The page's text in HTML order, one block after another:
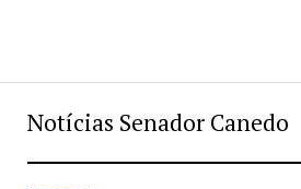
Notícias Senador Canedo